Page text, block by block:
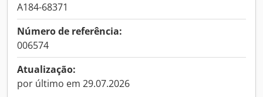
A184-68371
Número de referência:
006574
Atualização:
por último em 29.07.2026